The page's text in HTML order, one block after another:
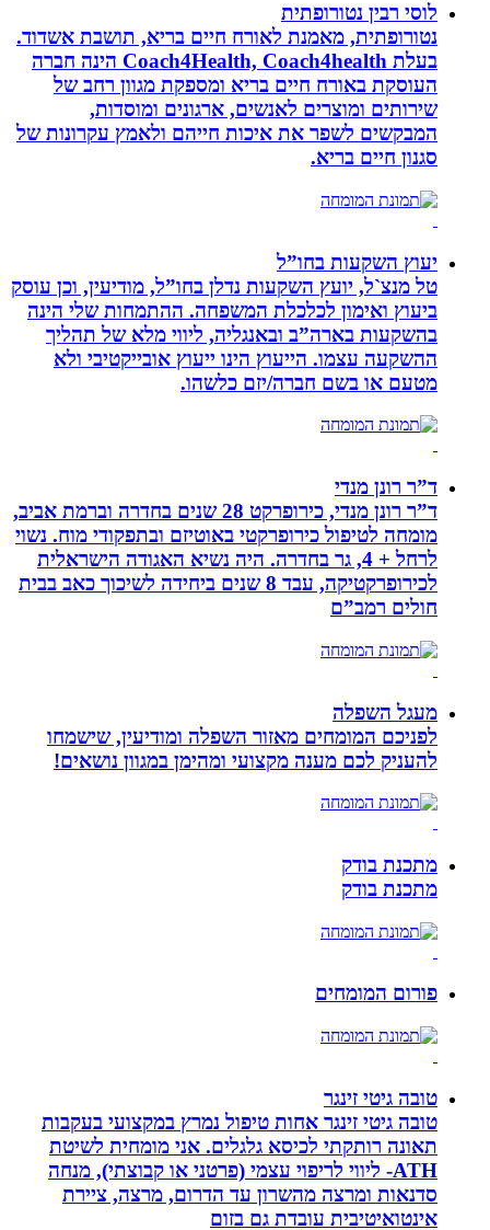
לוסי רבין נטורופתית
נטורופתית, מאמנת לאורח חיים בריא, תושבת אשדוד.
בעלת Coach4Health, Coach4health הינה חברה
העוסקת באורח חיים בריא ומספקת מגוון רחב של
שירותים ומוצרים לאנשים, ארגונים ומוסדות,
המבקשים לשפר את איכות חייהם ולאמץ עקרונות של
סגנון חיים בריא.
יעוץ השקעות בחו”ל
טל מנצ`ל, יועץ השקעות נדלן בחו”ל, מודיעין, וכן עוסק
ביעוץ ואימון לכלכלת המשפחה. ההתמחות שלי הינה
בהשקעות בארה”ב ובאנגליה, ליווי מלא של תהליך
ההשקעה עצמו. הייעוץ הינו ייעוץ אובייקטיבי ולא
מטעם או בשם חברה/יזם כלשהו.
ד”ר רונן מנדי
ד”ר רונן מנדי, כירופרקט 28 שנים בחדרה וברמת אביב,
מומחה לטיפול כירופרקטי באוטיזם ובתפקודי מוח. נשוי
לרחל + 4, גר בחדרה. היה נשיא האגודה הישראלית
לכירופרקטיקה, עבד 8 שנים ביחידה לשיכוך כאב בבית
חולים רמב”ם
מעגל השפלה
לפניכם המומחים מאזור השפלה ומודיעין, שישמחו
להעניק לכם מענה מקצועי ומהימן במגוון נושאים!
מתכנת בודק
מתכנת בודק
פורום המומחים
טובה גיטי זינגר
טובה גיטי זינגר אחות טיפול נמרץ במקצועי בעקבות
תאונה רותקתי לכיסא גלגלים. אני מומחית לשיטת
ATH- ליווי לריפוי עצמי (פרטני או קבוצתי), מנחה
סדנאות ומרצה מהשרון עד הדרום, מרצה, ציירת
אינטואיטיבית עובדת גם בזום